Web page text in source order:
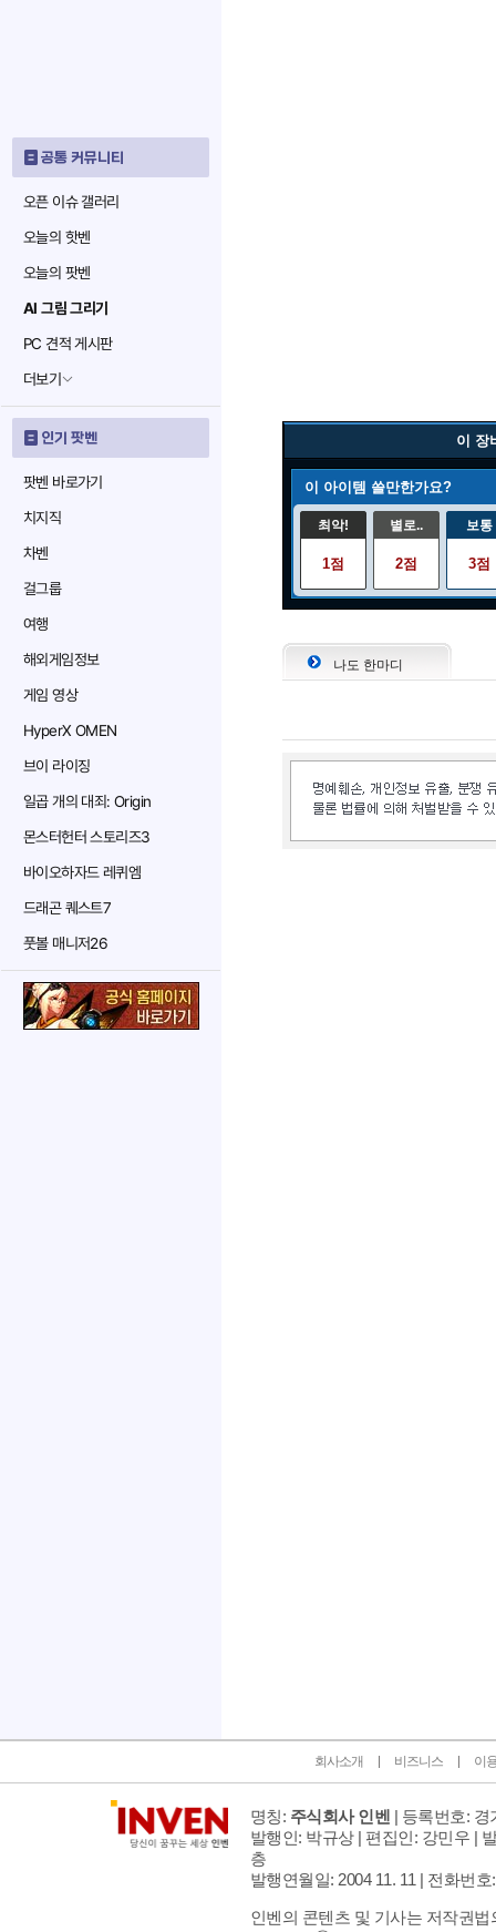
공통 커뮤니티
오픈 이슈 갤러리
오늘의 핫벤
오늘의 팟벤
AI 그림 그리기
PC 견적 게시판
더보기
인기 팟벤
팟벤 바로가기
치지직
차벤
걸그룹
여행
해외게임정보
게임 영상
HyperX OMEN
브이 라이징
일곱 개의 대죄: Origin
몬스터헌터 스토리즈3
바이오하자드 레퀴엠
드래곤 퀘스트7
풋볼 매니저26
이 장
이 아이템 쓸만한가요?
최악!
1점
별로..
2점
보통
3점
나도 한마디
회사소개 비즈니스 이
명칭: 주식회사 인벤 | 등록번호: 경
발행인: 박규상 | 편집인: 강민우 |
층
발행연월일: 2004 11. 11 | 전화번호
인벤의 콘텐츠 및 기사는 저작권